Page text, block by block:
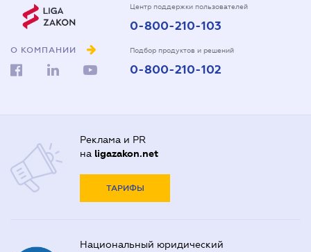
О КОМПАНИИ
Центр поддержки пользователей
0-800-210-103
Подбор продуктов и решений
0-800-210-102
Реклама и PR
на ligazakon.net
ТАРИФЫ
Национальный юридический